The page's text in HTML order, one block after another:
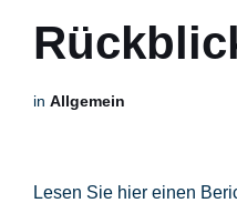
in Allgemein
Lesen Sie hier einen